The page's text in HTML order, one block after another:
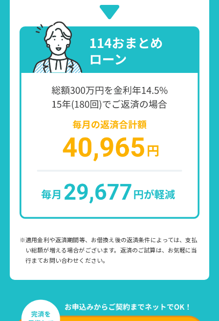
※適用金利や返済期間等、お借換え後の返済条件によっては、支払
い総額が増える場合がございます。返済のご試算は、お気軽に当
行まてお問い合わせください。